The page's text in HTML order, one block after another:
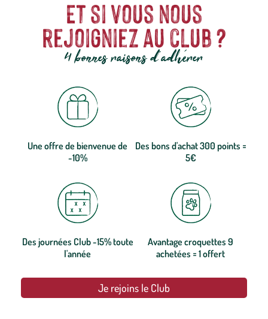
Et si vous nous
rejoigniez au club ?
4 bonnes raisons d'adhérer
Une offre de bienvenue de
-10%
Des bons d'achat 300 points =
5€
Des journées Club -15% toute
l'année
Avantage croquettes 9
achetées = 1 offert
Je rejoins le Club